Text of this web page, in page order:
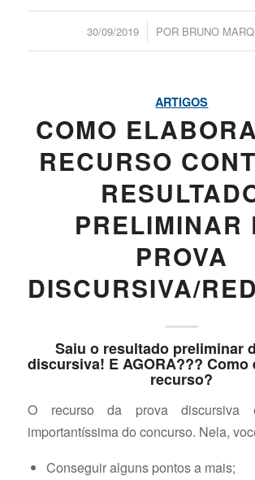
30/09/2019
/ POR BRUNO
ARTIGOS
COMO
RECURSO
PRELIMINAR
PROVA
DISCURSIVA/
Saiu o resultado preliminar
discursiva! E AGORA??? Como
recurso?
O recurso da prova discursiva
importantíssima do concurso. Nela,
Conseguir alguns pontos a mais;